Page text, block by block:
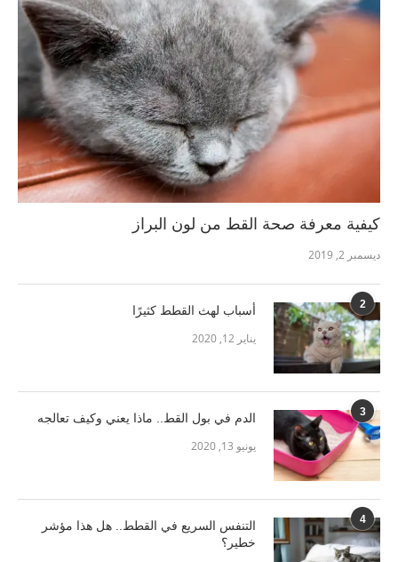
كيفية معرفة صحة القط من لون البراز
ديسمبر 2, 2019
2 أسباب لهث القطط كثيرًا
يناير 12, 2020
3 الدم في بول القط.. ماذا يعني وكيف تعالجه
يونيو 13, 2020
4
التنفس السريع في القطط.. هل هذا مؤشر
خطير؟